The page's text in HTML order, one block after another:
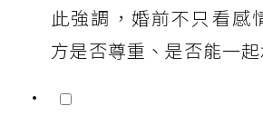
此強調，婚前不只看感
方是否尊重、是否能一起